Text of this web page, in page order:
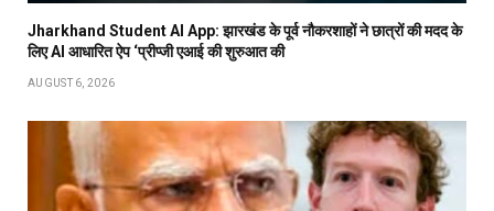
Jharkhand Student AI App: झारखंड के पूर्व नौकरशाहों ने छात्रों की मदद के
लिए AI आधारित ऐप ‘प्रीप्जी एआई की शुरुआत की
AUGUST 6, 2026